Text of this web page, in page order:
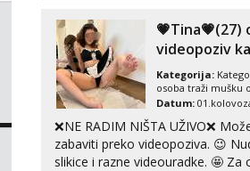
poljupce po tijelu koji me jako
muskar...
💗Tina💗(27)
videopoziv
Kategorija:
osoba traži mušku
Datum:
❌NE RADIM NIŠTA UŽIVO❌ Možemo se zajedno
zabaviti preko videopoziva. 😉
slikice i razne videouradke. 🤩 Za